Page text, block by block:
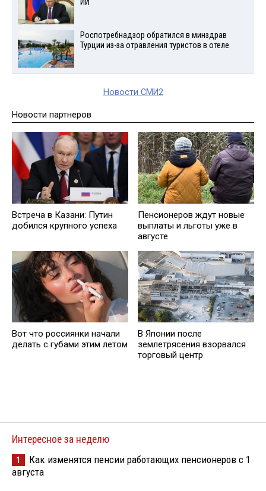
ИИ
Роспотребнадзор обратился в минздрав
Турции из-за отравления туристов в отеле
Новости СМИ2
Новости партнеров
Встреча в Казани: Путин
добился крупного успеха
Пенсионеров ждут новые
выплаты и льготы уже в
августе
Вот что россиянки начали
делать с губами этим летом
В Японии после
землетрясения взорвался
торговый центр
Интересное за неделю
1
Как изменятся пенсии работающих пенсионеров с 1
августа